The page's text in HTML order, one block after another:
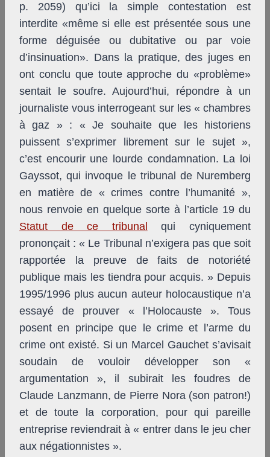
p. 2059) qu’ici la simple contestation est
interdite «même si elle est présentée sous une
forme déguisée ou dubitative ou par voie
d’insinuation». Dans la pratique, des juges en
ont conclu que toute approche du «problème»
sentait le soufre. Aujourd’hui, répondre à un
journaliste vous interrogeant sur les « chambres
à gaz » : « Je souhaite que les historiens
puissent s’exprimer librement sur le sujet »,
c’est encourir une lourde condamnation. La loi
Gayssot, qui invoque le tribunal de Nuremberg
en matière de « crimes contre l’humanité »,
nous renvoie en quelque sorte à l’article 19 du
Statut de ce tribunal
qui cyniquement
prononçait : « Le Tribunal n’exigera pas que soit
rapportée la preuve de faits de notoriété
publique mais les tiendra pour acquis. » Depuis
1995/1996 plus aucun auteur holocaustique n’a
essayé de prouver « l’Holocauste ». Tous
posent en principe que le crime et l’arme du
crime ont existé. Si un Marcel Gauchet s’avisait
soudain de vouloir développer son «
argumentation », il subirait les foudres de
Claude Lanzmann, de Pierre Nora (son patron!)
et de toute la corporation, pour qui pareille
entreprise reviendrait à « entrer dans le jeu cher
aux négationnistes ».